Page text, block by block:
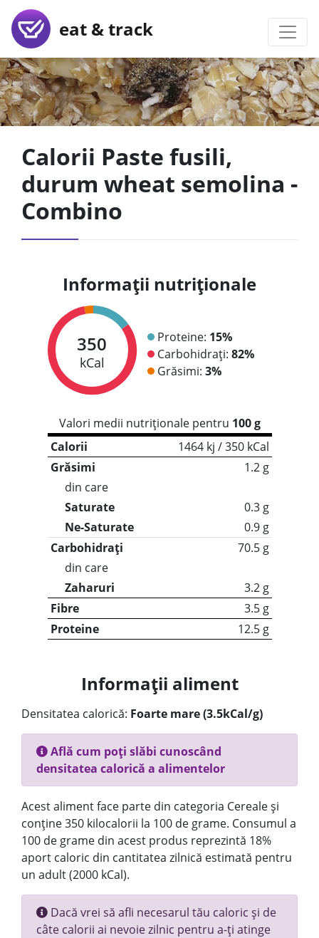
eat & track
Calorii Paste fusili,
durum wheat semolina -
Combino
Informații nutriționale
350
kCal
Proteine: 15%
Carbohidrați: 82%
Grăsimi: 3%
Valori medii nutriționale pentru 100 g
Calorii
1464 kj / 350 kCal
Grăsimi
1.2 g
din care
Saturate
0.3 g
Ne-Saturate
0.9 g
Carbohidrați
70.5 g
din care
Zaharuri
3.2 g
Fibre
3.5 g
Proteine
12.5 g
Informații aliment
Densitatea calorică: Foarte mare (3.5kCal/g)
Află cum poți slăbi cunoscând
densitatea calorică a alimentelor
Acest aliment face parte din categoria Cereale și
conține 350 kilocalorii la 100 de grame. Consumul a
100 de grame din acest produs reprezintă 18%
aport caloric din cantitatea zilnică estimată pentru
un adult (2000 kCal).
Dacă vrei să afli necesarul tău caloric și de
câte calorii ai nevoie zilnic pentru a-ți atinge